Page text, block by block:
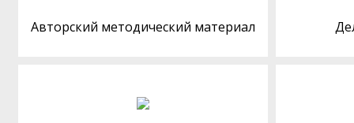
Авторский методический материал